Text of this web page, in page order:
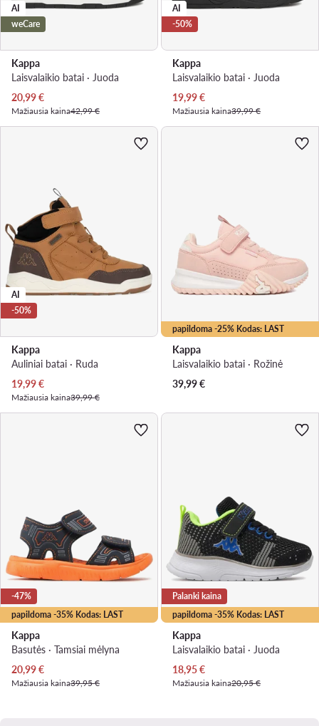
AI
weCare
Kappa
Laisvalaikio batai · Juoda
Dabartinė kaina
20,99€
Mažiausia kaina42,99 €
AI
-50%
Kappa
Laisvalaikio batai · Juoda
Dabartinė kaina
19,99€
Mažiausia kaina39,99 €
AI
-50%
Kappa
Auliniai batai · Ruda
Dabartinė kaina
19,99€
Mažiausia kaina39,99 €
papildoma -25% Kodas: LAST
Kappa
Laisvalaikio batai · Rožinė
39,99€
papildoma -35% Kodas: LAST
-47%
Kappa
Basutės · Tamsiai mėlyna
Dabartinė kaina
20,99€
Mažiausia kaina39,95 €
papildoma -35% Kodas: LAST
Palanki kaina
Kappa
Laisvalaikio batai · Juoda
Dabartinė kaina
18,95€
Mažiausia kaina20,95 €